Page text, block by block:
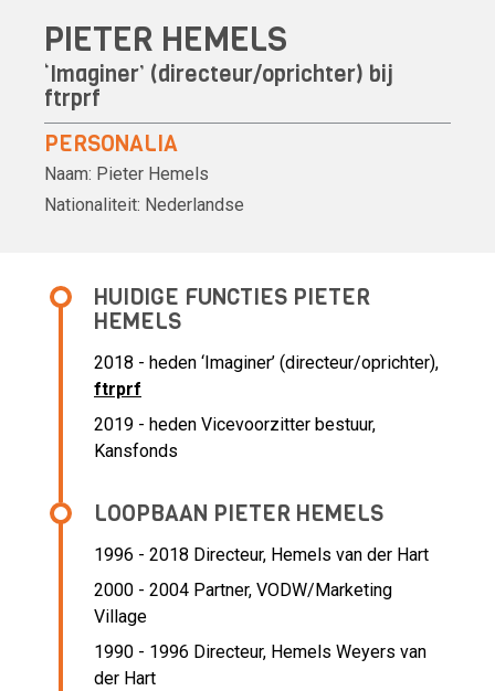
PIETER HEMELS
‘Imaginer’ (directeur/oprichter) bij
ftrprf
PERSONALIA
Naam: Pieter Hemels
Nationaliteit: Nederlandse
HUIDIGE FUNCTIES PIETER
HEMELS
2018 - heden ‘Imaginer’ (directeur/oprichter),
ftrprf
2019 - heden Vicevoorzitter bestuur,
Kansfonds
LOOPBAAN PIETER HEMELS
1996 - 2018 Directeur, Hemels van der Hart
2000 - 2004 Partner, VODW/Marketing
Village
1990 - 1996 Directeur, Hemels Weyers van
der Hart